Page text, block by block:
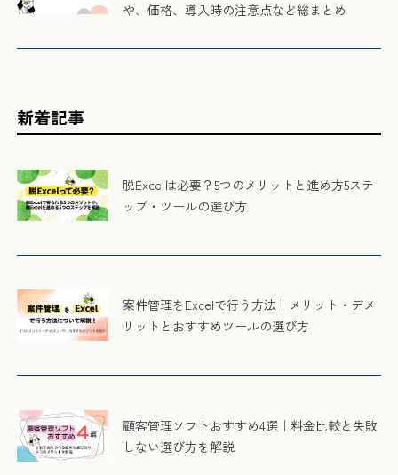
や、価格、導入時の注意点など総まとめ
新着記事
脱Excelは必要？5つのメリットと進め方5ステ
ップ・ツールの選び方
案件管理をExcelで行う方法｜メリット・デメ
リットとおすすめツールの選び方
顧客管理ソフトおすすめ4選｜料金比較と失敗
しない選び方を解説